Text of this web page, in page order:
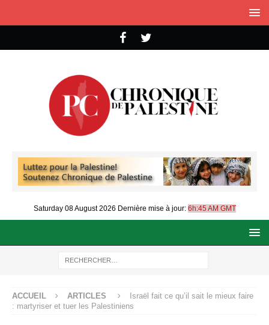
Saturday 08 August 2026 Dernière mise à jour: 6h:45 AM GMT
ACCUEIL ARTICLES
Israël fait ce qu’il sait le mieux faire
: martyriser et tuer les Palestiniens